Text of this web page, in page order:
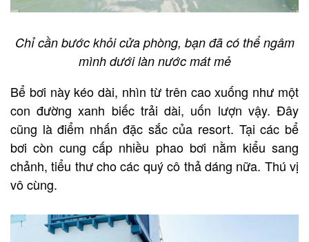
Chỉ cần bước khỏi cửa phòng, bạn đã có thể ngâm
mình dưới làn nước mát mẻ
Bể bơi này kéo dài, nhìn từ trên cao xuống như một
con đường xanh biếc trải dài, uốn lượn vậy. Đây
cũng là điểm nhấn đặc sắc của resort. Tại các bể
bơi còn cung cấp nhiều phao bơi nằm kiểu sang
chảnh, tiểu thư cho các quý cô thả dáng nữa. Thú vị
vô cùng.